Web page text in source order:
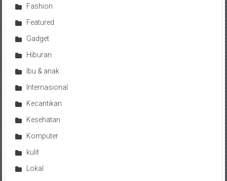
Fashion
Featured
Gadget
Hiburan
Ibu & anak
Internasional
Kecantikan
Kesehatan
Komputer
kulit
Lokal